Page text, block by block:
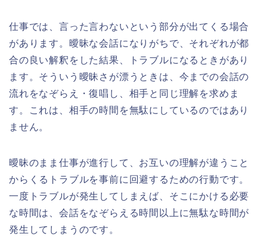
仕事では、言った言わないという部分が出てくる場合
があります。曖昧な会話になりがちで、それぞれが都
合の良い解釈をした結果、トラブルになるときがあり
ます。そういう曖昧さが漂うときは、今までの会話の
流れをなぞらえ・復唱し、相手と同じ理解を求めま
す。これは、相手の時間を無駄にしているのではあり
ません。
曖昧のまま仕事が進行して、お互いの理解が違うこと
からくるトラブルを事前に回避するための行動です。
一度トラブルが発生してしまえば、そこにかける必要
な時間は、会話をなぞらえる時間以上に無駄な時間が
発生してしまうのです。